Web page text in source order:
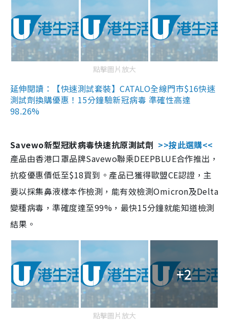
點擊圖片放大
延伸閱讀：【快速測試套裝】CATALO全線門市$16快速
測試劑換購優惠！15分鐘驗新冠病毒 準確性高達
98.26%
Savewo新型冠狀病毒快速抗原測試劑 >>按此選購<<
產品由香港口罩品牌Savewo聯乘DEEPBLUE合作推出，
抗疫優惠價低至$18買到。產品已獲得歐盟CE認證，主
要以採集鼻液樣本作檢測，能有效檢測Omicron及Delta
變種病毒，準確度達至99%，最快15分鐘就能知道檢測
結果。
+2
點擊圖片放大